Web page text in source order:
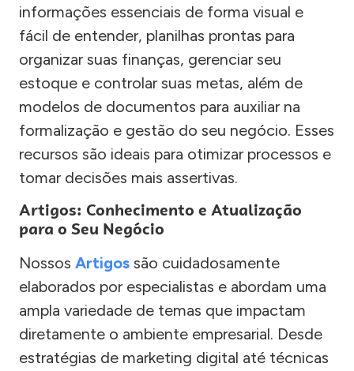
informações essenciais de forma visual e
fácil de entender, planilhas prontas para
organizar suas finanças, gerenciar seu
estoque e controlar suas metas, além de
modelos de documentos para auxiliar na
formalização e gestão do seu negócio. Esses
recursos são ideais para otimizar processos e
tomar decisões mais assertivas.
Artigos: Conhecimento e Atualização
para o Seu Negócio
Nossos Artigos são cuidadosamente
elaborados por especialistas e abordam uma
ampla variedade de temas que impactam
diretamente o ambiente empresarial. Desde
estratégias de marketing digital até técnicas